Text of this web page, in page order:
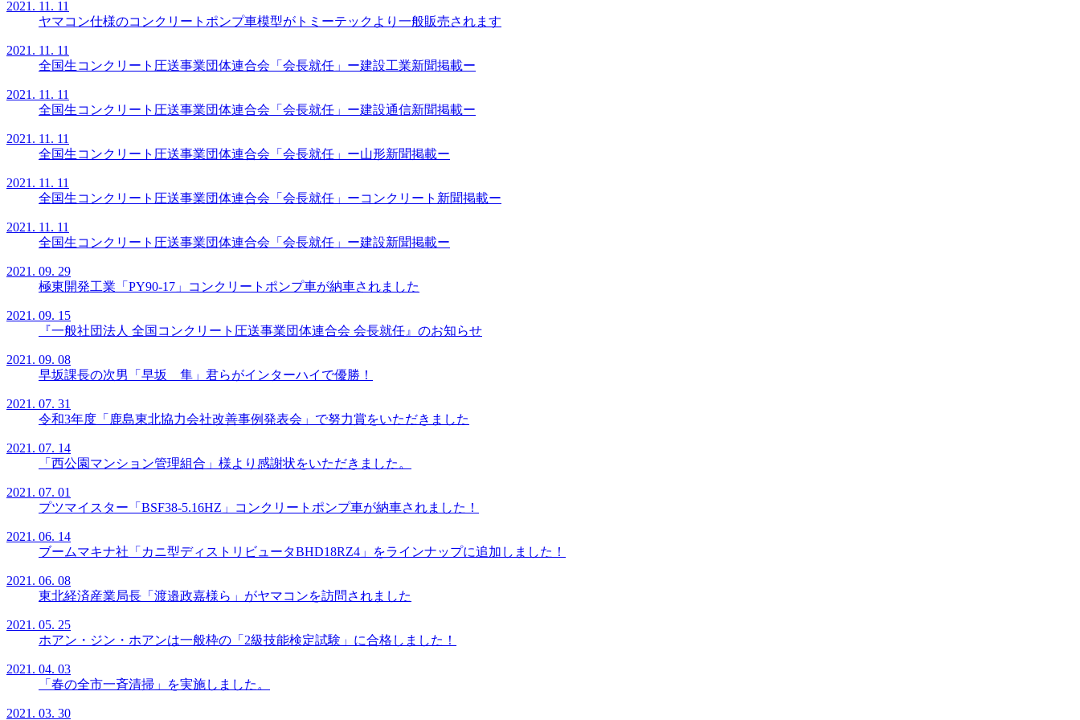
2021. 11. 11
ヤマコン仕様のコンクリートポンプ車模型がトミーテックより一般販売されます
2021. 11. 11
全国生コンクリート圧送事業団体連合会「会長就任」ー建設工業新聞掲載ー
2021. 11. 11
全国生コンクリート圧送事業団体連合会「会長就任」ー建設通信新聞掲載ー
2021. 11. 11
全国生コンクリート圧送事業団体連合会「会長就任」ー山形新聞掲載ー
2021. 11. 11
全国生コンクリート圧送事業団体連合会「会長就任」ーコンクリート新聞掲載ー
2021. 11. 11
全国生コンクリート圧送事業団体連合会「会長就任」ー建設新聞掲載ー
2021. 09. 29
極東開発工業「PY90-17」コンクリートポンプ車が納車されました
2021. 09. 15
『一般社団法人 全国コンクリート圧送事業団体連合会 会長就任』のお知らせ
2021. 09. 08
早坂課長の次男「早坂 隼」君らがインターハイで優勝！
2021. 07. 31
令和3年度「鹿島東北協力会社改善事例発表会」で努力賞をいただきました
2021. 07. 14
「西公園マンション管理組合」様より感謝状をいただきました。
2021. 07. 01
プツマイスター「BSF38-5.16HZ」コンクリートポンプ車が納車されました！
2021. 06. 14
ブームマキナ社「カニ型ディストリビュータBHD18RZ4」をラインナップに追加しました！
2021. 06. 08
東北経済産業局長「渡邉政嘉様ら」がヤマコンを訪問されました
2021. 05. 25
ホアン・ジン・ホアンは一般枠の「2級技能検定試験」に合格しました！
2021. 04. 03
「春の全市一斉清掃」を実施しました。
2021. 03. 30